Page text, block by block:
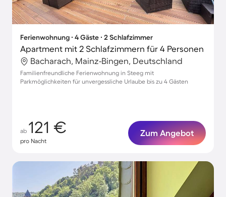
Ferienwohnung ∙ 4 Gäste ∙ 2 Schlafzimmer
Apartment mit 2 Schlafzimmern für 4 Personen
Bacharach, Mainz-Bingen, Deutschland
Familienfreundliche Ferienwohnung in Steeg mit
Parkmöglichkeiten für unvergessliche Urlaube bis zu 4 Gästen
ab 121 €
pro Nacht
Zum Angebot